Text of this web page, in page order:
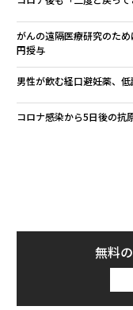
がんの遠隔医療研究のた
円授与
男性が飲む経口避妊薬、
コロナ感染から5日後の抗
無料